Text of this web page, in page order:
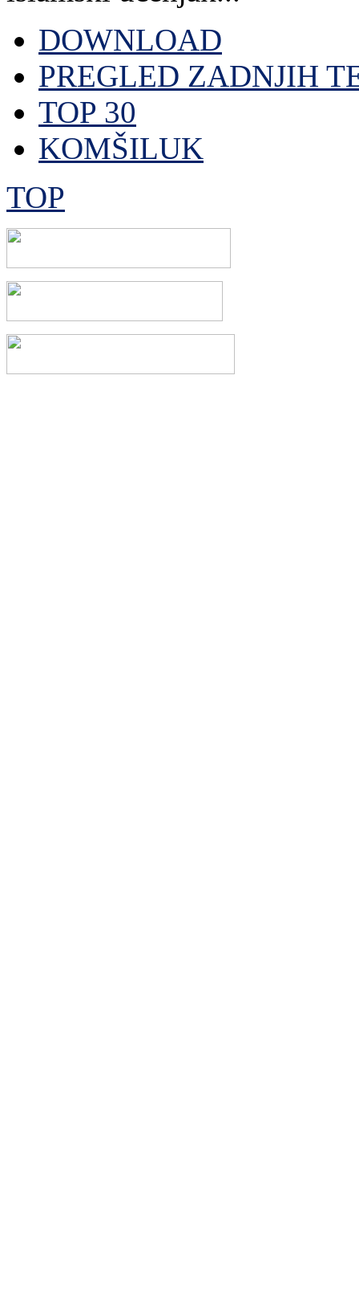
DOWNLOAD
PREGLED ZADNJIH
TOP 30
KOMŠILUK
TOP